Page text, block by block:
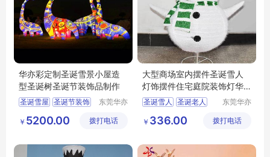
华亦彩定制圣诞雪景小屋造
型圣诞树圣诞节装饰品制作
圣诞雪屋 圣诞节装饰
圣诞灯饰
东莞华亦
艺有限公
￥ 5200.00 拨打电话
大型商场室内摆件圣诞雪人
灯饰摆件住宅庭院装饰灯华
亦彩出口欧美
圣诞雪人
圣诞老人
卡通雪人
东莞华亦
艺有限公
￥ 336.00 拨打电话